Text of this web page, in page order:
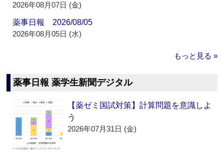
2026年08月07日 (金)
薬事日報 2026/08/05
2026年08月05日 (水)
もっと見る »
薬事日報 薬学生新聞デジタル
【薬ゼミ国試対策】計算問題を意識しよ
う
2026年07月31日 (金)